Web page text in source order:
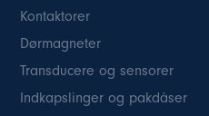
Kontaktorer
Dørmagneter
Transducere og sensorer
Indkapslinger og pakdåser